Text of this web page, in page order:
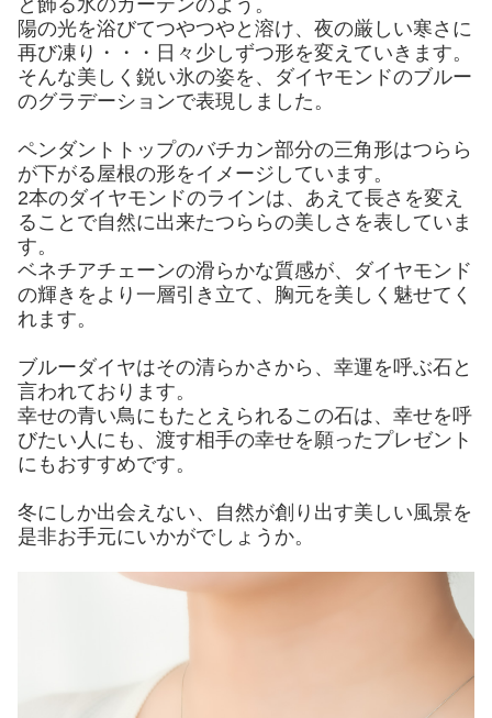
陽の光を浴びてつやつやと溶け、夜の厳しい寒さに
再び凍り・・・日々少しずつ形を変えていきます。
そんな美しく鋭い氷の姿を、ダイヤモンドのブルー
のグラデーションで表現しました。
ペンダントトップのバチカン部分の三角形はつらら
が下がる屋根の形をイメージしています。
2本のダイヤモンドのラインは、あえて長さを変え
ることで自然に出来たつららの美しさを表していま
す。
ベネチアチェーンの滑らかな質感が、ダイヤモンド
の輝きをより一層引き立て、胸元を美しく魅せてく
れます。
ブルーダイヤはその清らかさから、幸運を呼ぶ石と
言われております。
幸せの青い鳥にもたとえられるこの石は、幸せを呼
びたい人にも、渡す相手の幸せを願ったプレゼント
にもおすすめです。
冬にしか出会えない、自然が創り出す美しい風景を
是非お手元にいかがでしょうか。